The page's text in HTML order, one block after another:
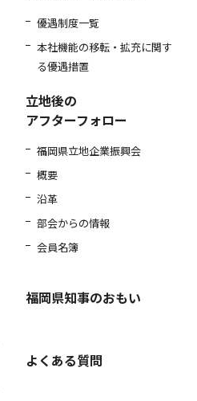
優遇制度一覧
本社機能の移転・拡充に関す
る優遇措置
立地後の
アフターフォロー
福岡県立地企業振興会
概要
沿革
部会からの情報
会員名簿
福岡県知事のおもい
よくある質問